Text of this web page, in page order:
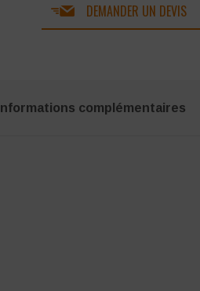
DEMANDER UN DEVIS
Informations complémentaires